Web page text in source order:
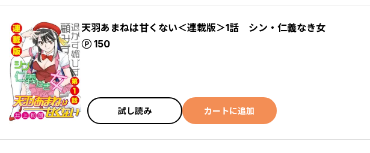
天羽あまねは甘くない＜連載版＞1話 シン・仁義なき女
150
ポイント
試し読み カートに追加